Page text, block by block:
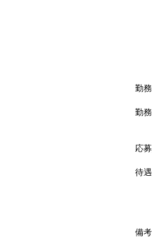
勤
勤
応
待遇
備考